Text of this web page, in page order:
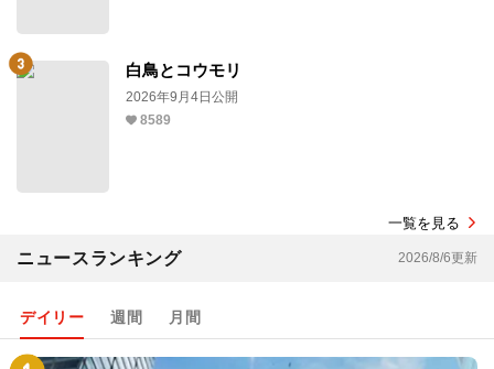
白鳥とコウモリ
2026年9月4日公開
8589
一覧を見る
ニュースランキング 2026/8/6更新
デイリー 週間 月間